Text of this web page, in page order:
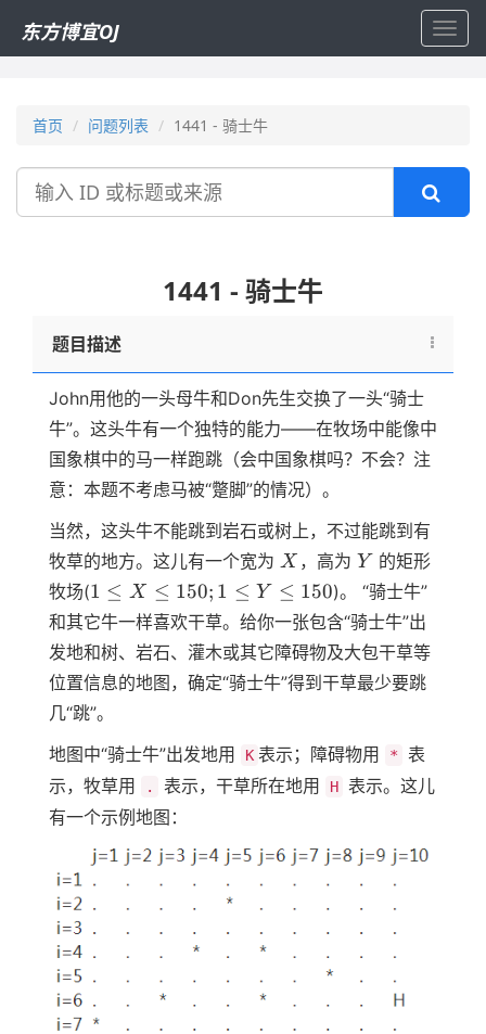
东方博宜OJ
首页 问题列表 1441 - 骑士牛
搜
1441 - 骑士牛
题目描述
John用他的一头母牛和Don先生交换了一头“骑士
牛”。这头牛有一个独特的能力——在牧场中能像中
国象棋中的马一样跑跳（会中国象棋吗？不会？注
意：本题不考虑马被“蹩脚”的情况）。
当然，这头牛不能跳到岩石或树上，不过能跳到有
牧草的地方。这儿有一个宽为 X
X ，高为 Y
Y 的矩形
牧场(1 ≤
X ≤
150;
1 ≤
Y ≤
150
1 ≤ X ≤ 150; 1 ≤ Y ≤ 150)。 “骑士牛”
和其它牛一样喜欢干草。给你一张包含“骑士牛”出
发地和树、岩石、灌木或其它障碍物及大包干草等
位置信息的地图，确定“骑士牛”得到干草最少要跳
几“跳”。
地图中“骑士牛”出发地用
K 表示；障碍物用 *
表
示，牧草用
. 表示，干草所在地用 H 表示。这儿
有一个示例地图：